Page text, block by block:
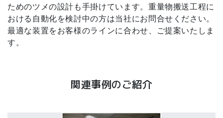
ためのツメの設計も手掛けています。重量物搬送工程に
おける自動化を検討中の方は当社にお問合せください。
最適な装置をお客様のラインに合わせ、ご提案いたしま
す。
関連事例のご紹介